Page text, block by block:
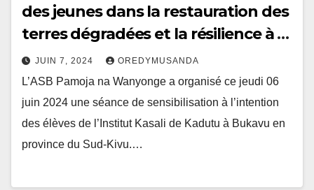
des jeunes dans la restauration des
terres dégradées et la résilience à la
sécheresse
JUIN 7, 2024 OREDYMUSANDA
L’ASB Pamoja na Wanyonge a organisé ce jeudi 06
juin 2024 une séance de sensibilisation à l’intention
des élèves de l’Institut Kasali de Kadutu à Bukavu en
province du Sud-Kivu.…